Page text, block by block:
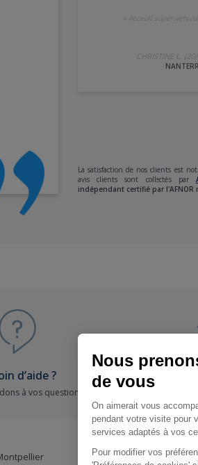
Acceuil
CHRISTINE L.
La satisfaction de nos clients est
avis clients sont collectés par
indépendant certifié par l'AFNOR
d’aide ?
à vos questions
Location d'utilitaire à Paris
Nous
de vous
On aimerait vous
pendant votre visite pour
services adaptés à vos
Pour modifier vos